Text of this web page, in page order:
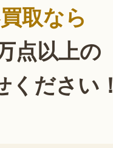
取なら
点以上の
ださい！